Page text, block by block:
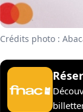
Crédits photo :